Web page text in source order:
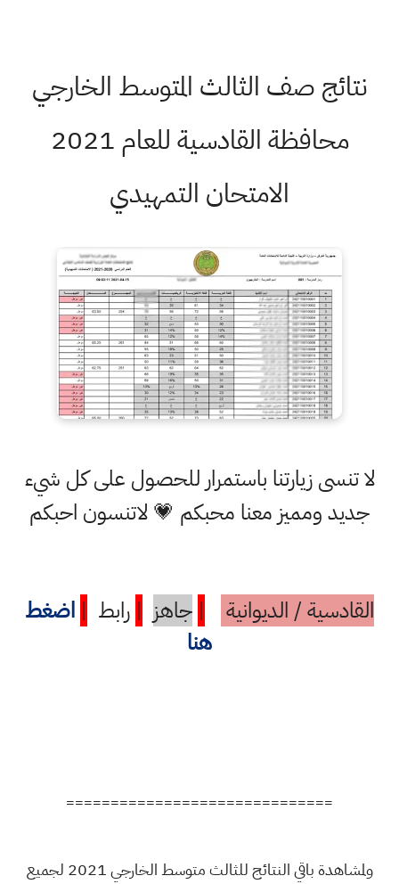
نتائج صف الثالث المتوسط الخارجي
محافظة القادسية للعام 2021
الامتحان التمهيدي
لا تنسى زيارتنا باستمرار للحصول على كل شيء
جديد ومميز معنا محبكم 💗 لاتنسون احبكم
القادسية / الديوانية | جاهز | رابط | اضغط
هنا
==============================
ولمشاهدة باقي النتائج للثالث متوسط الخارجي 2021 لجميع